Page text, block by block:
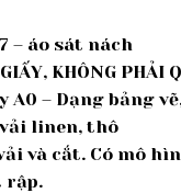
– áo sát nách
KHÔNG PHẢI
A0 – Dạng bảng
linen, thô
và cắt. Có mô
rập.